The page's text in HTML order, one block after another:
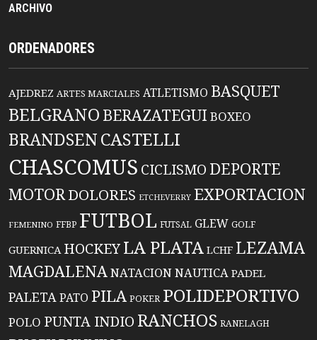
ARCHIVO
ORDENADORES
AJEDREZ ARTES MARCIALES ATLETISMO BASQUET
BELGRANO BERAZATEGUIBOXEO
BRANDSENCASTELLI
CHASCOMUS CICLISMO DEPORTE
MOTORDOLORES ETCHEVERRY EXPORTACION
FEMENINO FFBP FUTBOL FUTSAL GLEW GOLF
GUERNICA HOCKEYLA PLATA LCHF LEZAMA
MAGDALENANATACIONNAUTICA PADEL
PALETAPATO PILA POKER POLIDEPORTIVO
POLO PUNTA INDIO RANCHOS RANELAGH